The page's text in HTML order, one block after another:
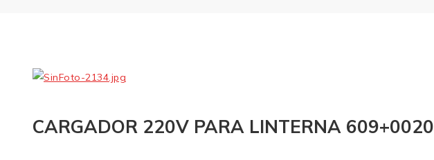
CARGADOR 220V PARA LINTERNA 609+0020